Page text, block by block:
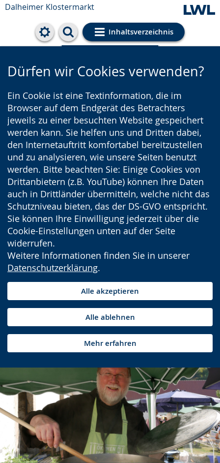
Dalheimer Klostermarkt
Inhaltsverzeichnis
Cookie-Einstellungen
Dürfen wir Cookies verwenden?
Ein Cookie ist eine Textinformation, die im
Browser auf dem Endgerät des Betrachters
jeweils zu einer besuchten Website gespeichert
werden kann. Sie helfen uns und Dritten dabei,
den Internetauftritt komfortabel bereitzustellen
und zu analysieren, wie unsere Seiten benutzt
werden. Bitte beachten Sie: Einige Cookies von
Drittanbietern (z.B. YouTube) können Ihre Daten
auch in Drittländer übermitteln, welche nicht das
Schutzniveau bieten, das der DS-GVO entspricht.
Sie können Ihre Einwilligung jederzeit über die
Cookie-Einstellungen unten auf der Seite
widerrufen.
Weitere Informationen finden Sie in unserer
Datenschutzerklärung.
Alle akzeptieren
Alle ablehnen
Mehr erfahren